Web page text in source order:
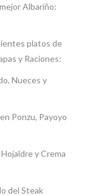
Albariño:
platos de
y Raciones:
Nueces y
Ponzu, Payoyo
y Crema
del Steak